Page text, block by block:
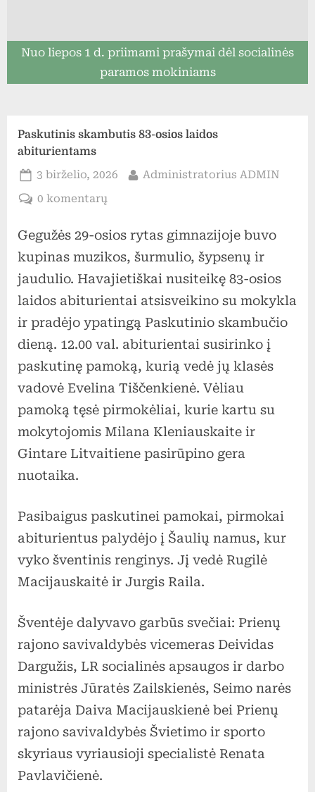
Nuo liepos 1 d. priimami prašymai dėl socialinės
paramos mokiniams
Paskutinis skambutis 83-osios laidos
abiturientams
Posted
on
3 birželio, 2026 By
Administratorius ADMIN
0 komentarųįraše
skambutis
83-
osios
laidos
abiturientams
Gegužės 29-osios rytas gimnazijoje buvo
kupinas muzikos, šurmulio, šypsenų ir
jaudulio. Havajietiškai nusiteikę 83-osios
laidos abiturientai atsisveikino su mokykla
ir pradėjo ypatingą Paskutinio skambučio
dieną. 12.00 val. abiturientai susirinko į
paskutinę pamoką, kurią vedė jų klasės
vadovė Evelina Tiščenkienė. Vėliau
pamoką tęsė pirmokėliai, kurie kartu su
mokytojomis Milana Kleniauskaite ir
Gintare Litvaitiene pasirūpino gera
nuotaika.
Pasibaigus paskutinei pamokai, pirmokai
abiturientus palydėjo į Šaulių namus, kur
vyko šventinis renginys. Jį vedė Rugilė
Macijauskaitė ir Jurgis Raila.
Šventėje dalyvavo garbūs svečiai: Prienų
rajono savivaldybės vicemeras Deividas
Dargužis, LR socialinės apsaugos ir darbo
ministrės Jūratės Zailskienės, Seimo narės
patarėja Daiva Macijauskienė bei Prienų
rajono savivaldybės Švietimo ir sporto
skyriaus vyriausioji specialistė Renata
Pavlavičienė.